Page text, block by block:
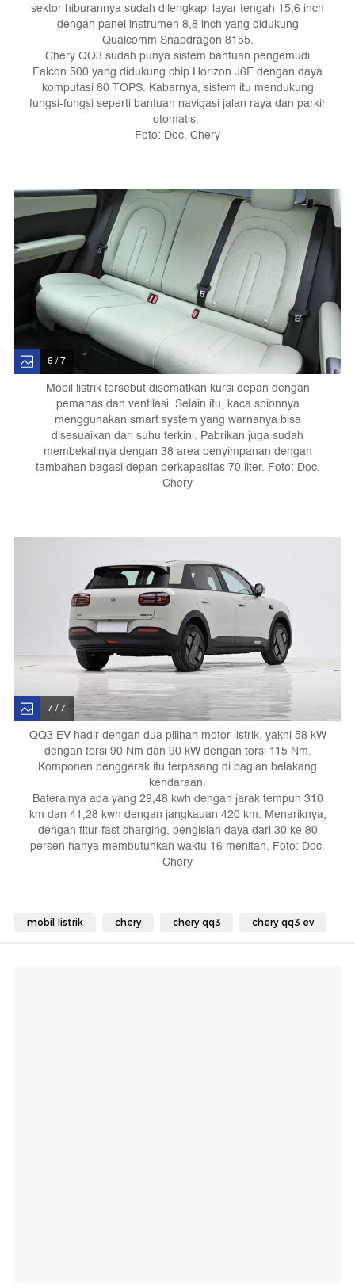
sektor hiburannya sudah dilengkapi layar tengah 15,6 inch
dengan panel instrumen 8,8 inch yang didukung
Qualcomm Snapdragon 8155.
Chery QQ3 sudah punya sistem bantuan pengemudi
Falcon 500 yang didukung chip Horizon J6E dengan daya
komputasi 80 TOPS. Kabarnya, sistem itu mendukung
fungsi-fungsi seperti bantuan navigasi jalan raya dan parkir
otomatis.
Foto: Doc. Chery
6 / 7
Mobil listrik tersebut disematkan kursi depan dengan
pemanas dan ventilasi. Selain itu, kaca spionnya
menggunakan smart system yang warnanya bisa
disesuaikan dari suhu terkini. Pabrikan juga sudah
membekalinya dengan 38 area penyimpanan dengan
tambahan bagasi depan berkapasitas 70 liter. Foto: Doc.
Chery
7 / 7
QQ3 EV hadir dengan dua pilihan motor listrik, yakni 58 kW
dengan torsi 90 Nm dan 90 kW dengan torsi 115 Nm.
Komponen penggerak itu terpasang di bagian belakang
kendaraan.
Baterainya ada yang 29,48 kwh dengan jarak tempuh 310
km dan 41,28 kwh dengan jangkauan 420 km. Menariknya,
dengan fitur fast charging, pengisian daya dari 30 ke 80
persen hanya membutuhkan waktu 16 menitan. Foto: Doc.
Chery
mobil listrik chery chery qq3 chery qq3 ev